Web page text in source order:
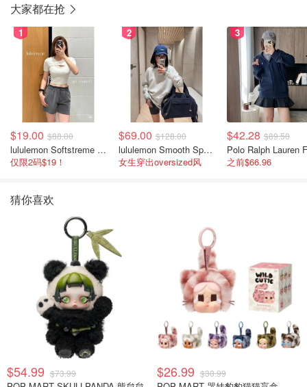
大家都在抢
1
$19.00 $88.00
lululemon Softstreme 女士高腰短裤 10cm
仅限2码$19！
2
$69.00 $128.00
lululemon Smooth Spacer 经典卫衣
女生穿出oversized风
3
$42.28 $89.50
之前$66.96
猜你喜欢
$54.99 $73.99 $26.99 $30.99